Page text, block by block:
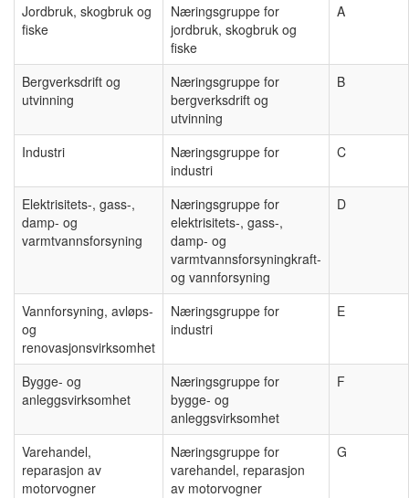
Jordbruk, skogbruk og
fiske
Næringsgruppe for
jordbruk, skogbruk og
fiske
A
Bergverksdrift og
utvinning
Næringsgruppe for
bergverksdrift og
utvinning
B
Industri
Næringsgruppe for
industri
C
Elektrisitets-, gass-,
damp- og
varmtvannsforsyning
Næringsgruppe for
elektrisitets-, gass-,
damp- og
varmtvannsforsyningkraft-
og vannforsyning
D
Vannforsyning, avløps-
og
renovasjonsvirksomhet
Næringsgruppe for
industri
E
Bygge- og
anleggsvirksomhet
Næringsgruppe for
bygge- og
anleggsvirksomhet
F
Varehandel,
reparasjon av
motorvogner
Næringsgruppe for
varehandel, reparasjon
av motorvogner
G